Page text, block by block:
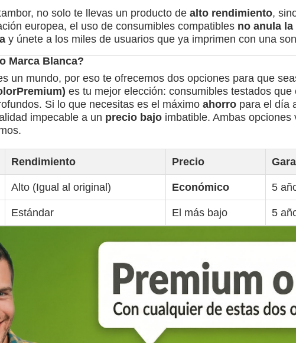
no solo te llevas un producto de alto rendimiento,
europea, el uso de consumibles compatibles no anula
y únete a los miles de usuarios que ya imprimen con una
Marca Blanca?
un mundo, por eso te ofrecemos dos opciones para que
es tu mejor elección: consumibles testados
Si lo que necesitas es el máximo ahorro para el día
impecable a un precio bajo imbatible. Ambas opciones
Rendimiento Precio
Alto (Igual al original) Económico 5
Estándar El más bajo 5